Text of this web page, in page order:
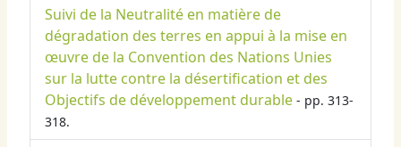
Suivi de la Neutralité en matière de
dégradation des terres en appui à la mise en
œuvre de la Convention des Nations Unies
sur la lutte contre la désertification et des
Objectifs de développement durable - pp. 313-
318.